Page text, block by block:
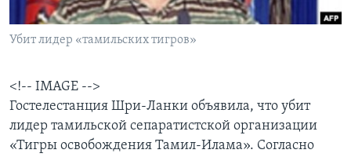
Learning English
Языки
Убит лидер «тамильских тигров»
<!-- IMAGE -->
Гостелестанция Шри-Ланки объявила, что убит
лидер тамильской сепаратистской организации
«Тигры освобождения Тамил-Илама». Согласно